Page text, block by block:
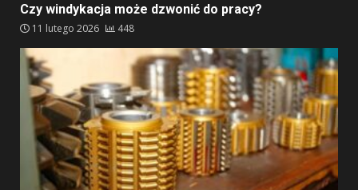
Czy windykacja może dzwonić do pracy?
11 lutego 2026 448